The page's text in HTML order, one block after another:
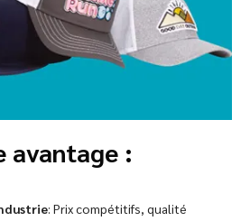
:
: Prix compétitifs, qualité